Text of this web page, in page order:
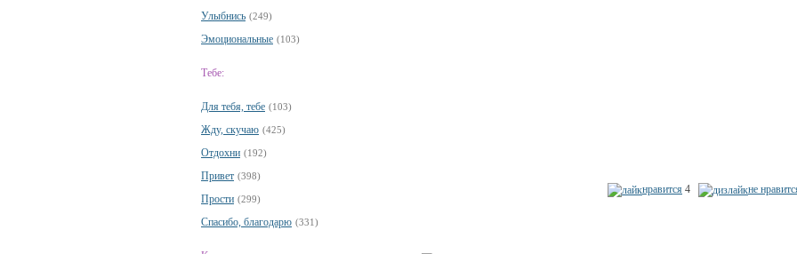
Улыбнись (249)
Эмоциональные (103)
Тебе:
Для тебя, тебе (103)
Жду, скучаю (425)
Отдохни (192)
Привет (398)
Прости (299)
Спасибо, благодарю (331)
нравится 4 не